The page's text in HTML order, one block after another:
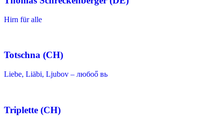
Hirn für alle
Totschna (CH)
Liebe, Liäbi, Ljubov – любоő вь
Triplette (CH)